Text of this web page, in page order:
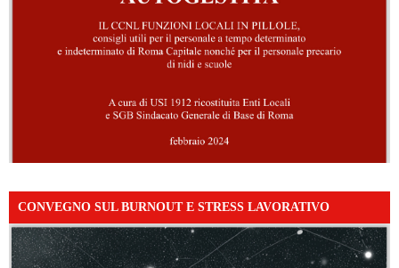
CONVEGNO SUL BURNOUT E STRESS LAVORATIVO